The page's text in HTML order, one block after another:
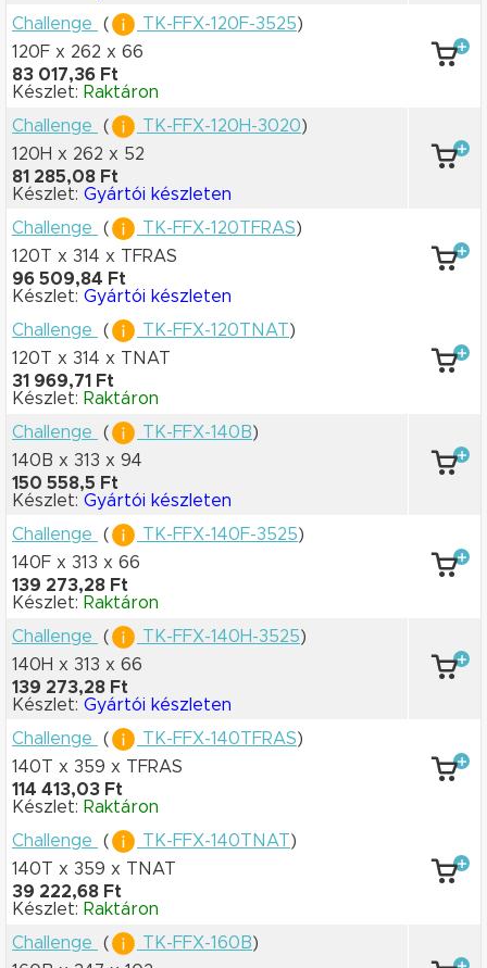
Challenge
( TK-FFX-120F-3525)
120F x 262 x 66
83 017,36 Ft
Készlet: Raktáron
Challenge
( TK-FFX-120H-3020)
120H x 262 x 52
81 285,08 Ft
Készlet: Gyártói készleten
Challenge
( TK-FFX-120TFRAS)
120T x 314 x TFRAS
96 509,84 Ft
Készlet: Gyártói készleten
Challenge
( TK-FFX-120TNAT)
120T x 314 x TNAT
31 969,71 Ft
Készlet: Raktáron
Challenge
( TK-FFX-140B)
140B x 313 x 94
150 558,5 Ft
Készlet: Gyártói készleten
Challenge
( TK-FFX-140F-3525)
140F x 313 x 66
139 273,28 Ft
Készlet: Raktáron
Challenge
( TK-FFX-140H-3525)
140H x 313 x 66
139 273,28 Ft
Készlet: Gyártói készleten
Challenge
( TK-FFX-140TFRAS)
140T x 359 x TFRAS
114 413,03 Ft
Készlet: Raktáron
Challenge
( TK-FFX-140TNAT)
140T x 359 x TNAT
39 222,68 Ft
Készlet: Raktáron
Challenge
( TK-FFX-160B)